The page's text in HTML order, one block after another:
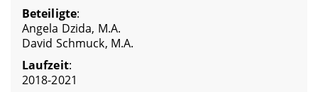
Beteiligte:
Angela Dzida, M.A.
David Schmuck, M.A.
Laufzeit:
2018-2021